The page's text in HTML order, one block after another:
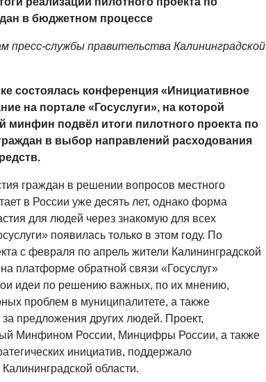
в бюджетном процессе
пресс-службы правительства Калининградской
состоялась конференция «Инициативное
на портале «Госуслуги», на которой
минфин подвёл итоги пилотного проекта по
в выбор направлений расходования
граждан в решении вопросов местного
в России уже десять лет, однако форма
для людей через знакомую для всех
появилась только в этом году. По
с февраля по апрель жители Калининградской
платформе обратной связи «Госуслуг»
идеи по решению важных, по их мнению,
проблем в муниципалитете, а также
за предложения других людей. Проект,
Минфином России, Минцифры России, а также
инициатив, поддержало
области.